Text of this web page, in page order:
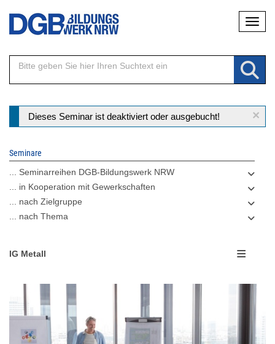
Direkt
Inhalt
×
Statusmeldung
Dieses Seminar ist deaktiviert oder ausgebucht!
Seminare
... Seminarreihen DGB-Bildungswerk NRW
... in Kooperation mit Gewerkschaften
... nach Zielgruppe
... nach Thema
IG Metall